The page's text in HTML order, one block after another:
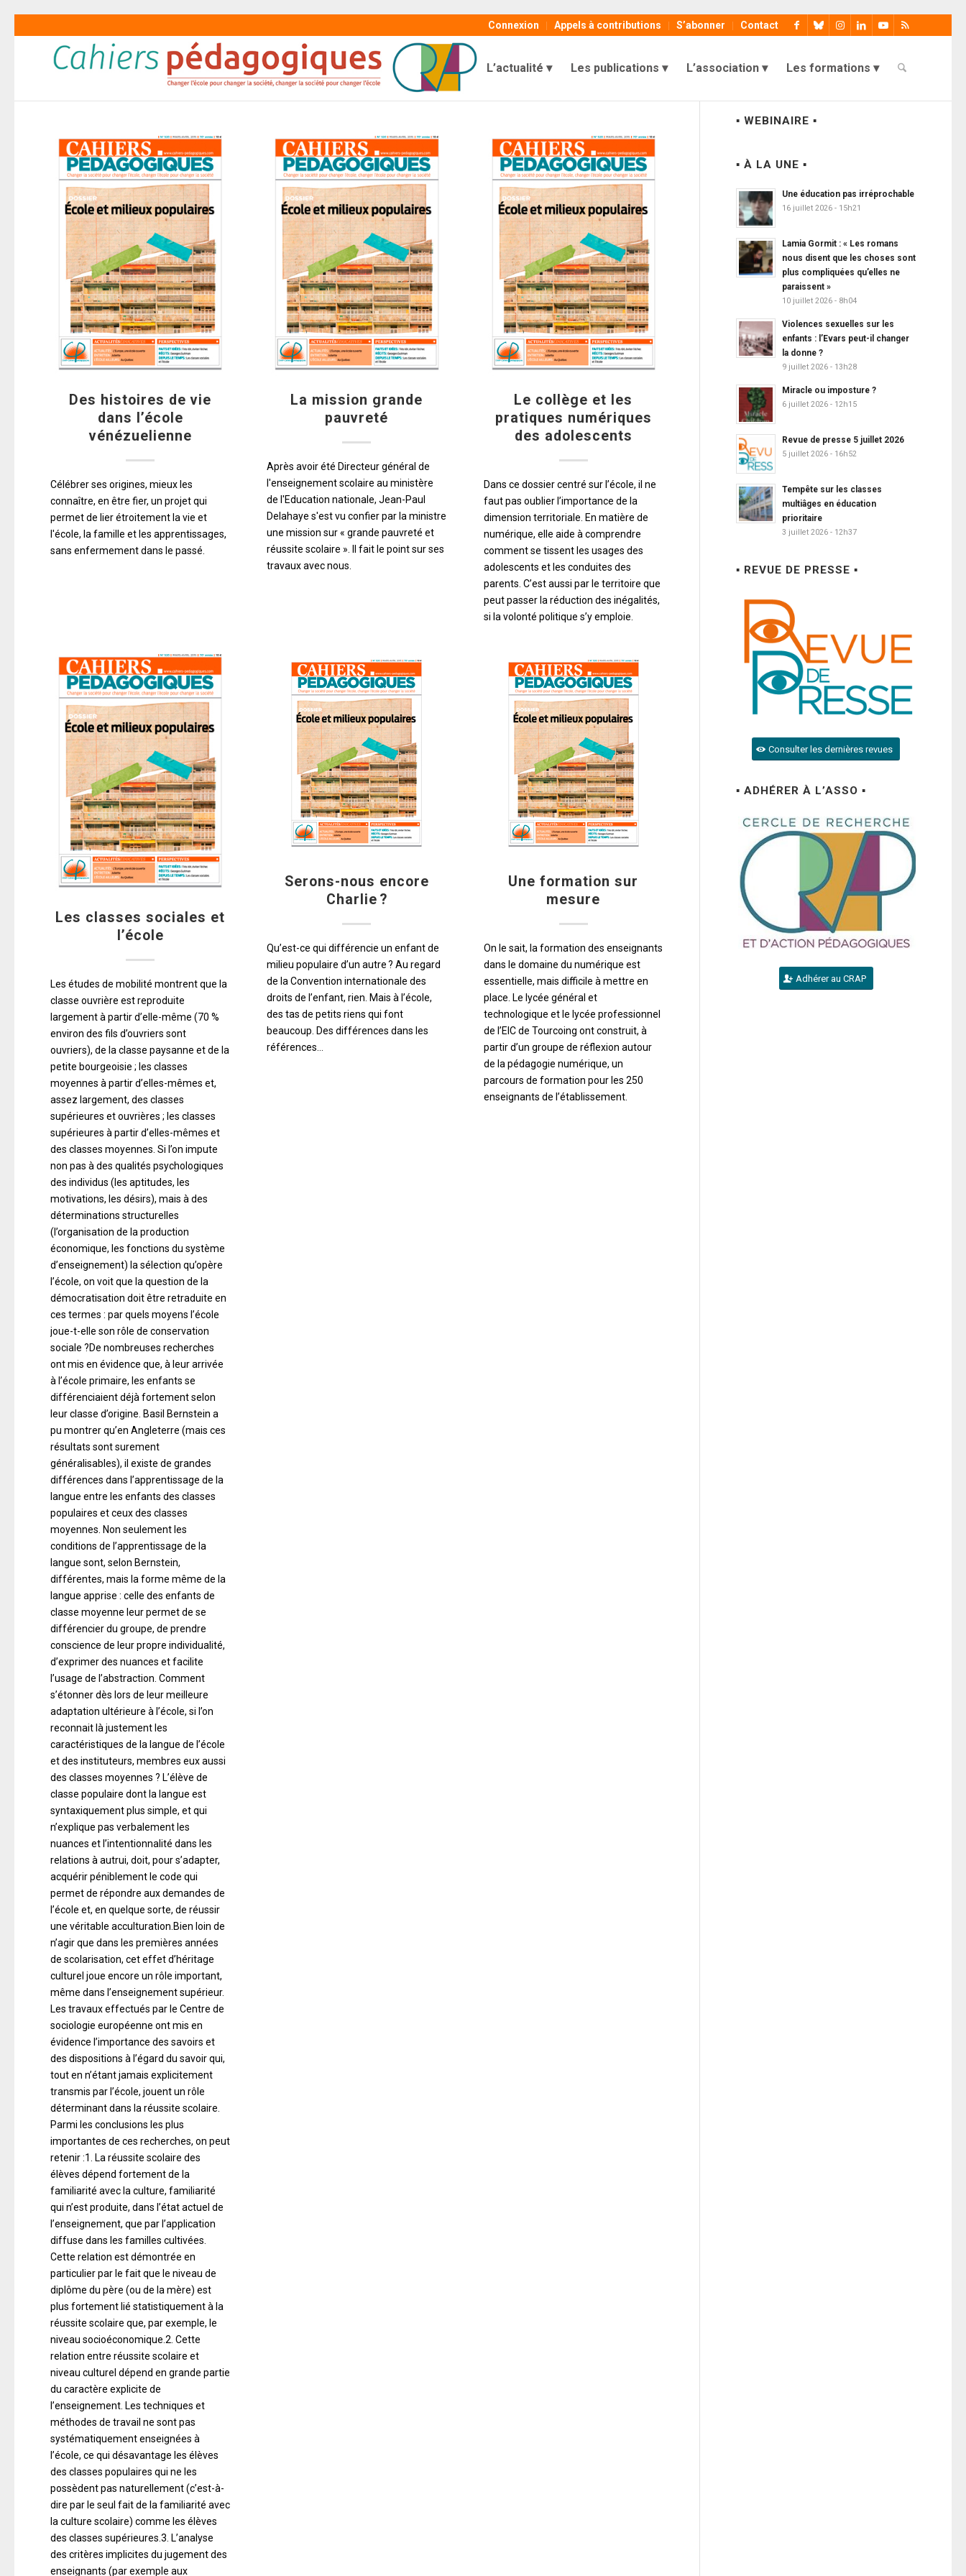
Connexion Appels à contributions S’abonner Contact
L’actualité Les publications L’association Les formations
Des histoires de vie
dans l’école
vénézuelienne
Célébrer ses origines, mieux les
connaître, en être fier, un projet qui
permet de lier étroitement la vie et
l'école, la famille et les apprentissages,
sans enfermement dans le passé.
La mission grande
pauvreté
Après avoir été Directeur général de
l'enseignement scolaire au ministère
de l'Education nationale, Jean-Paul
Delahaye s'est vu confier par la ministre
une mission sur « grande pauvreté et
réussite scolaire ». Il fait le point sur ses
travaux avec nous.
Le collège et les
pratiques numériques
des adolescents
Dans ce dossier centré sur l’école, il ne
faut pas oublier l’importance de la
dimension territoriale. En matière de
numérique, elle aide à comprendre
comment se tissent les usages des
adolescents et les conduites des
parents. C’est aussi par le territoire que
peut passer la réduction des inégalités,
si la volonté politique s’y emploie.
Les classes sociales et
l’école
Les études de mobilité montrent que la
classe ouvrière est reproduite
largement à partir d’elle-même (70 %
environ des fils d’ouvriers sont
ouvriers), de la classe paysanne et de la
petite bourgeoisie ; les classes
moyennes à partir d’elles-mêmes et,
assez largement, des classes
supérieures et ouvrières ; les classes
supérieures à partir d’elles-mêmes et
des classes moyennes. Si l’on impute
non pas à des qualités psychologiques
des individus (les aptitudes, les
motivations, les désirs), mais à des
déterminations structurelles
(l’organisation de la production
économique, les fonctions du système
d’enseignement) la sélection qu’opère
l’école, on voit que la question de la
démocratisation doit être retraduite en
ces termes : par quels moyens l’école
joue-t-elle son rôle de conservation
sociale ?De nombreuses recherches
ont mis en évidence que, à leur arrivée
à l’école primaire, les enfants se
différenciaient déjà fortement selon
leur classe d’origine. Basil Bernstein a
pu montrer qu’en Angleterre (mais ces
résultats sont surement
généralisables), il existe de grandes
différences dans l’apprentissage de la
langue entre les enfants des classes
populaires et ceux des classes
moyennes. Non seulement les
conditions de l’apprentissage de la
langue sont, selon Bernstein,
différentes, mais la forme même de la
langue apprise : celle des enfants de
classe moyenne leur permet de se
différencier du groupe, de prendre
conscience de leur propre individualité,
d’exprimer des nuances et facilite
l’usage de l’abstraction. Comment
s’étonner dès lors de leur meilleure
adaptation ultérieure à l’école, si l’on
reconnait là justement les
caractéristiques de la langue de l’école
et des instituteurs, membres eux aussi
des classes moyennes ? L’élève de
classe populaire dont la langue est
syntaxiquement plus simple, et qui
n’explique pas verbalement les
nuances et l’intentionnalité dans les
relations à autrui, doit, pour s’adapter,
acquérir péniblement le code qui
permet de répondre aux demandes de
l’école et, en quelque sorte, de réussir
une véritable acculturation.Bien loin de
n’agir que dans les premières années
de scolarisation, cet effet d’héritage
culturel joue encore un rôle important,
même dans l’enseignement supérieur.
Les travaux effectués par le Centre de
sociologie européenne ont mis en
évidence l’importance des savoirs et
des dispositions à l’égard du savoir qui,
tout en n’étant jamais explicitement
transmis par l’école, jouent un rôle
déterminant dans la réussite scolaire.
Parmi les conclusions les plus
importantes de ces recherches, on peut
retenir :1. La réussite scolaire des
élèves dépend fortement de la
familiarité avec la culture, familiarité
qui n’est produite, dans l’état actuel de
l’enseignement, que par l’application
diffuse dans les familles cultivées.
Cette relation est démontrée en
particulier par le fait que le niveau de
diplôme du père (ou de la mère) est
plus fortement lié statistiquement à la
réussite scolaire que, par exemple, le
niveau socioéconomique.2. Cette
relation entre réussite scolaire et
niveau culturel dépend en grande partie
du caractère explicite de
l’enseignement. Les techniques et
méthodes de travail ne sont pas
systématiquement enseignées à
l’école, ce qui désavantage les élèves
des classes populaires qui ne les
possèdent pas naturellement (c’est-à-
dire par le seul fait de la familiarité avec
la culture scolaire) comme les élèves
des classes supérieures.3. L’analyse
des critères implicites du jugement des
enseignants (par exemple aux
Serons-nous encore
Charlie ?
Qu’est-ce qui différencie un enfant de
milieu populaire d’un autre ? Au regard
de la Convention internationale des
droits de l’enfant, rien. Mais à l’école,
des tas de petits riens qui font
beaucoup. Des différences dans les
références…
Une formation sur
mesure
On le sait, la formation des enseignants
dans le domaine du numérique est
essentielle, mais difficile à mettre en
place. Le lycée général et
technologique et le lycée professionnel
de l’EIC de Tourcoing ont construit, à
partir d’un groupe de réflexion autour
de la pédagogie numérique, un
parcours de formation pour les 250
enseignants de l’établissement.
▪ WEBINAIRE ▪
▪ À LA UNE ▪
Une éducation pas irréprochable
16 juillet 2026 - 15h21
Lamia Gormit : « Les romans
nous disent que les choses sont
plus compliquées qu’elles ne
paraissent »
10 juillet 2026 - 8h04
Violences sexuelles sur les
enfants : l’Evars peut-il changer
la donne ?
9 juillet 2026 - 13h28
Miracle ou imposture ?
6 juillet 2026 - 12h15
Revue de presse 5 juillet 2026
5 juillet 2026 - 16h52
Tempête sur les classes
multiâges en éducation
prioritaire
3 juillet 2026 - 12h37
▪ REVUE DE PRESSE ▪
Consulter les dernières revues
▪ ADHÉRER À L’ASSO ▪
Adhérer au CRAP